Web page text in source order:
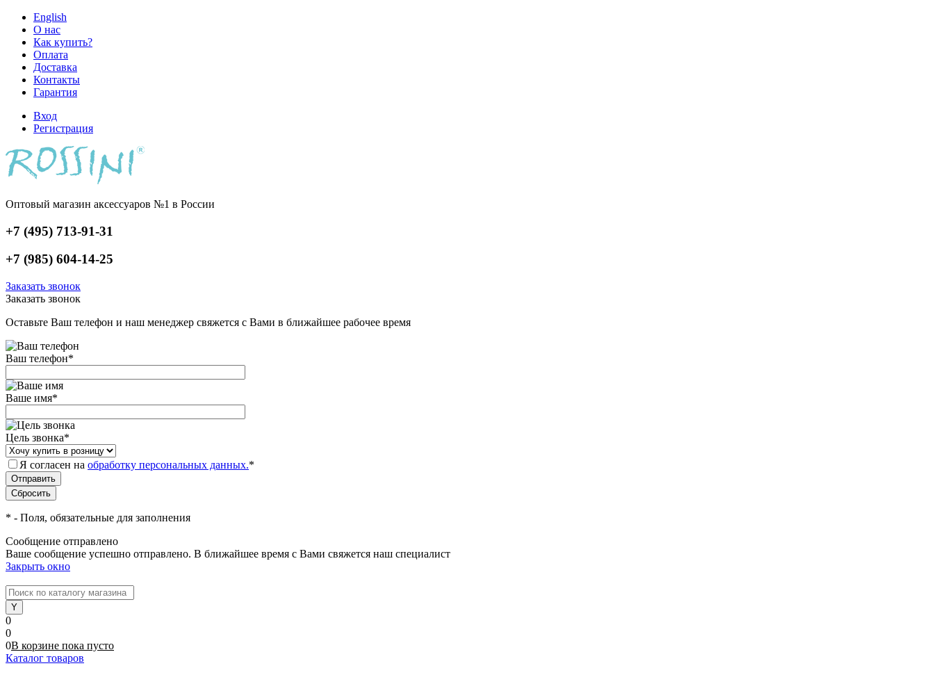
English
О нас
Как купить?
Оплата
Доставка
Контакты
Гарантия
Вход
Регистрация
Оптовый магазин аксессуаров №1 в России
+7 (495) 713-91-31
+7 (985) 604-14-25
Заказать звонок
Заказать звонок
Оставьте Ваш телефон и наш менеджер свяжется с Вами в ближайшее рабочее время
Ваш телефон*
Ваше имя*
Цель звонка*
Я согласен на обработку персональных данных.*
* - Поля, обязательные для заполнения
Сообщение отправлено
Ваше сообщение успешно отправлено. В ближайшее время с Вами свяжется наш специалист
Закрыть окно
0
0
0В корзине пока пусто
Каталог товаров